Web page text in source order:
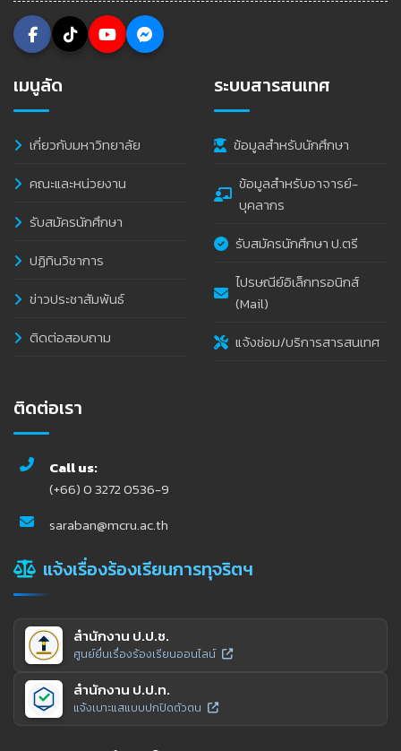
เมนูลัด
เกี่ยวกับมหาวิทยาลัย
คณะและหน่วยงาน
รับสมัครนักศึกษา
ปฏิทินวิชาการ
ข่าวประชาสัมพันธ์
ติดต่อสอบถาม
ระบบสารสนเทศ
ข้อมูลสำหรับนักศึกษา
ข้อมูลสำหรับอาจารย์-
บุคลากร
รับสมัครนักศึกษา ป.ตรี
ไปรษณีย์อิเล็กทรอนิกส์
(Mail)
แจ้งซ่อม/บริการสารสนเทศ
ติดต่อเรา
Call us:
(+66) 0 3272 0536-9
saraban@mcru.ac.th
แจ้งเรื่องร้องเรียนการทุจริตฯ
สำนักงาน ป.ป.ช.
ศูนย์ยื่นเรื่องร้องเรียนออนไลน์
สำนักงาน ป.ป.ท.
แจ้งเบาะแสแบบปกปิดตัวตน